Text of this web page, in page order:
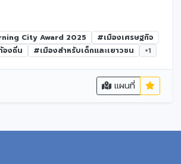
City Award 2025
#เมืองเศรษฐกิจ
งถิ่น
#เมืองสำหรับเด็กและเยาวชน +1
แผนที่